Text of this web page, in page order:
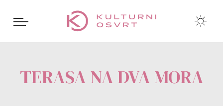
TERASA NA DVA MORA